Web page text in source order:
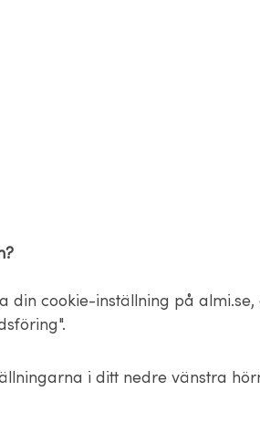
din cookie-inställning på
i ditt nedre vänstra